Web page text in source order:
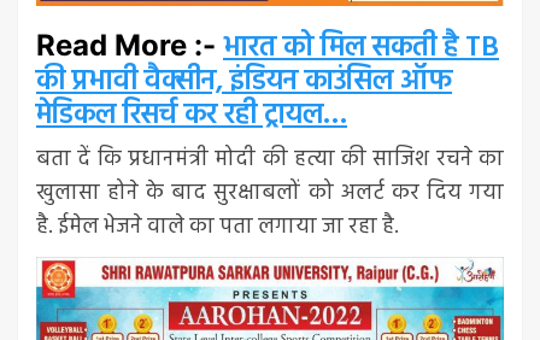
Read More :- भारत को मिल सकती है TB
की प्रभावी वैक्‍सीन, इंडियन काउंसिल ऑफ
मेडिकल रिसर्च कर रही ट्रायल…
बता दें कि प्रधानमंत्री मोदी की हत्या की साजिश रचने का
खुलासा होने के बाद सुरक्षाबलों को अलर्ट कर दिय गया
है. ईमेल भेजने वाले का पता लगाया जा रहा है.